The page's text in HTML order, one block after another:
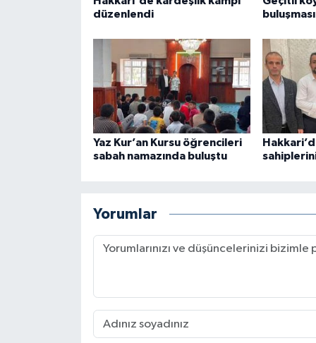
düzenlendi
buluşması
Yaz Kur’an Kursu öğrencileri
sabah namazında buluştu
Yorumlar
Gümüşhane Müftülüğü
Hatay Müftülüğü
Iğdır Müftülüğü
Isparta Müftülüğü
Karabük Müftülüğü
Karaman Müftülüğü